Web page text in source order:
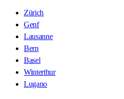
Zürich
Genf
Lausanne
Bern
Basel
Winterthur
Lugano